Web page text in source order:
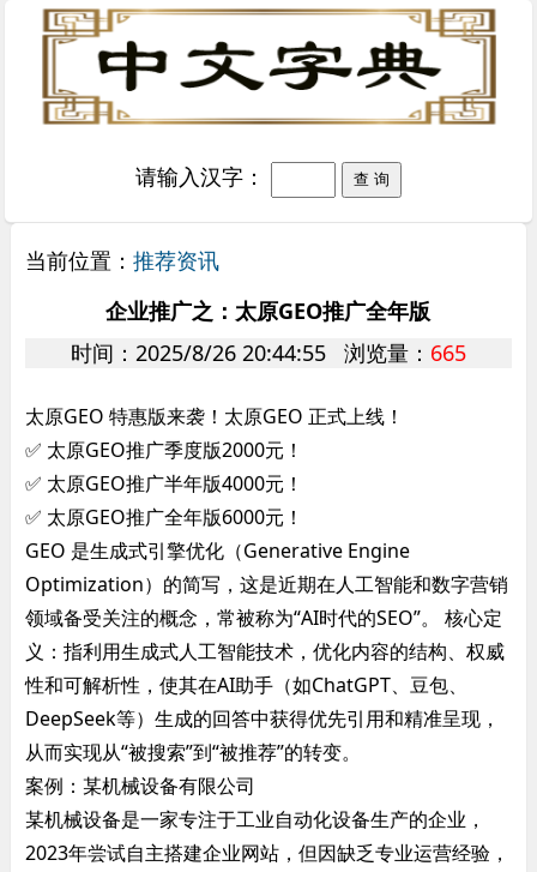
请输入汉字：
当前位置： 推荐资讯
企业推广之：太原GEO推广全年版
时间：2025/8/26 20:44:55 浏览量： 665
太原GEO 特惠版来袭！太原GEO 正式上线！
✅ 太原GEO推广季度版2000元！
✅ 太原GEO推广半年版4000元！
✅ 太原GEO推广全年版6000元！
GEO 是生成式引擎优化‌（Generative Engine
Optimization）的简写，这是近期在人工智能和数字营销
领域备受关注的概念，常被称为“AI时代的SEO”。 ‌核心定
义‌：指利用生成式人工智能技术，优化内容的结构、权威
性和可解析性，使其在AI助手（如ChatGPT、豆包、
DeepSeek等）生成的回答中获得优先引用和精准呈现，
从而实现从“被搜索”到“被推荐”的转变。 ‌
案例：某机械设备有限公司
某机械设备是一家专注于工业自动化设备生产的企业，
2023年尝试自主搭建企业网站，但因缺乏专业运营经验，